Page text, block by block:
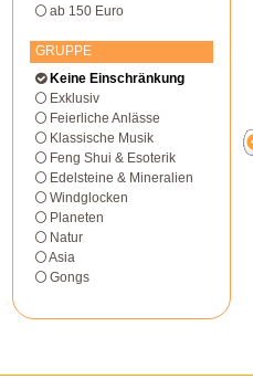
ab 150 Euro
GRUPPE
Keine Einschränkung
Exklusiv
Feierliche Anlässe
Klassische Musik
Feng Shui & Esoterik
Edelsteine & Mineralien
Windglocken
Planeten
Natur
Asia
Gongs